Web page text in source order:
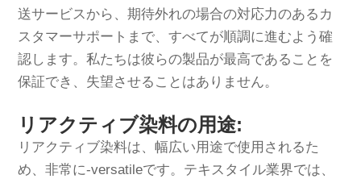
送サービスから、期待外れの場合の対応力のあるカ
スタマーサポートまで、すべてが順調に進むよう確
認します。私たちは彼らの製品が最高であることを
保証でき、失望させることはありません。
リアクティブ染料の用途:
リアクティブ染料は、幅広い用途で使用されるた
め、非常に-versatileです。テキスタイル業界では、